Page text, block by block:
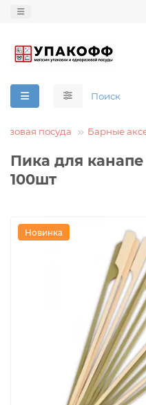
посуда Барные
Пика для
100шт
Новинка